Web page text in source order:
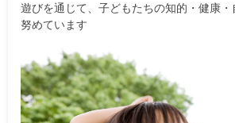
遊びを通じて、子どもたちの知的・健康・
努めています